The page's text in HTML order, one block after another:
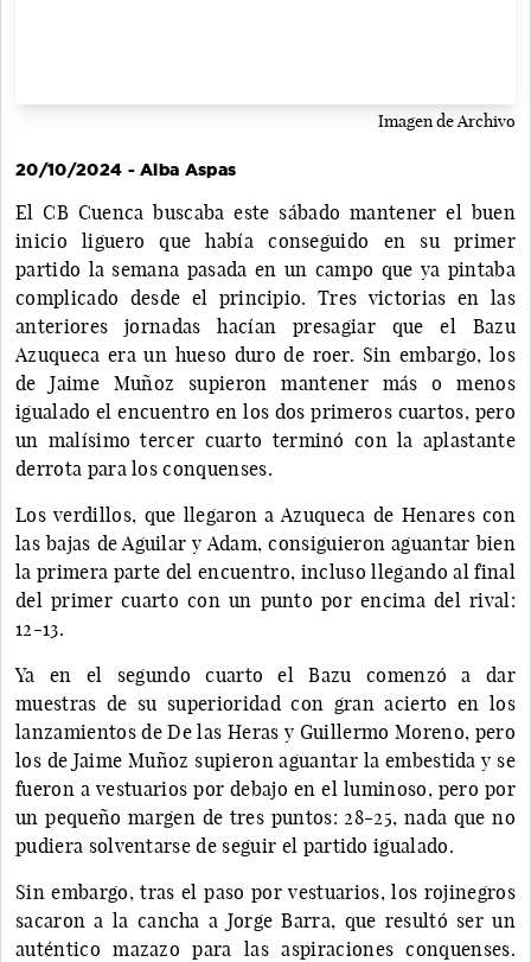
Imagen de Archivo
20/10/2024 - Alba Aspas
El CB Cuenca buscaba este sábado mantener el buen
inicio liguero que había conseguido en su primer
partido la semana pasada en un campo que ya pintaba
complicado desde el principio. Tres victorias en las
anteriores jornadas hacían presagiar que el Bazu
Azuqueca era un hueso duro de roer. Sin embargo, los
de Jaime Muñoz supieron mantener más o menos
igualado el encuentro en los dos primeros cuartos, pero
un malísimo tercer cuarto terminó con la aplastante
derrota para los conquenses.
Los verdillos, que llegaron a Azuqueca de Henares con
las bajas de Aguilar y Adam, consiguieron aguantar bien
la primera parte del encuentro, incluso llegando al final
del primer cuarto con un punto por encima del rival:
12-13.
Ya en el segundo cuarto el Bazu comenzó a dar
muestras de su superioridad con gran acierto en los
lanzamientos de De las Heras y Guillermo Moreno, pero
los de Jaime Muñoz supieron aguantar la embestida y se
fueron a vestuarios por debajo en el luminoso, pero por
un pequeño margen de tres puntos: 28-25, nada que no
pudiera solventarse de seguir el partido igualado.
Sin embargo, tras el paso por vestuarios, los rojinegros
sacaron a la cancha a Jorge Barra, que resultó ser un
auténtico mazazo para las aspiraciones conquenses.